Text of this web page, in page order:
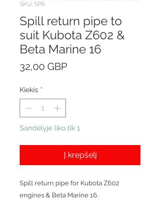
SKU: SP6
Spill return pipe to
suit Kubota Z602 &
Beta Marine 16
32,00 GBPPrice
Kiekis *
Sandėlyje liko tik 1
Į krepšelį
Spill return pipe for Kubota Z602
engines & Beta Marine 16.